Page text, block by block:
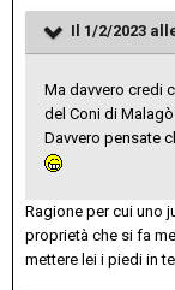
Il 1/2/2023
Ma davvero credi
del Coni di
Davvero pensate
Ragione per cui uno
proprietà che si fa
mettere lei i piedi in